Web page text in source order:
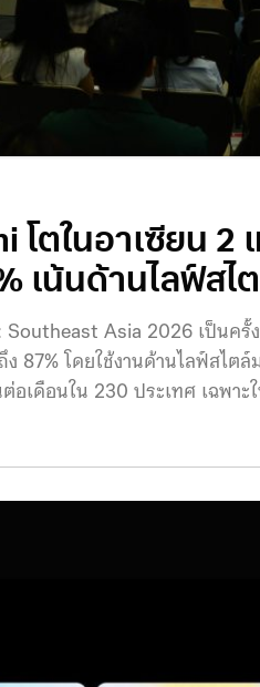
โตในอาเซียน 2
เน้นด้านไลฟ์สไ
Southeast Asia 2026 เป็นค
87% โดยใช้งานด้านไลฟ์สไต
เดือนใน 230 ประเทศ เฉพาะ